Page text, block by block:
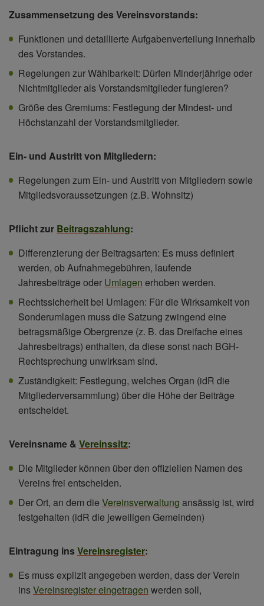
Zusammensetzung des Vereinsvorstands:
Funktionen und detaillierte Aufgabenverteilung innerhalb
des Vorstandes.
Regelungen zur Wählbarkeit: Dürfen Minderjährige oder
Nichtmitglieder als Vorstandsmitglieder fungieren?
Größe des Gremiums: Festlegung der Mindest- und
Höchstanzahl der Vorstandsmitglieder.
Ein- und Austritt von Mitgliedern:
Regelungen zum Ein- und Austritt von Mitgliedern sowie
Mitgliedsvoraussetzungen (z.B. Wohnsitz)
Pflicht zur Beitragszahlung:
Differenzierung der Beitragsarten: Es muss definiert
werden, ob Aufnahmegebühren, laufende
Jahresbeiträge oder Umlagen erhoben werden.
Rechtssicherheit bei Umlagen: Für die Wirksamkeit von
Sonderumlagen muss die Satzung zwingend eine
betragsmäßige Obergrenze (z. B. das Dreifache eines
Jahresbeitrags) enthalten, da diese sonst nach BGH-
Rechtsprechung unwirksam sind.
Zuständigkeit: Festlegung, welches Organ (idR die
Mitgliederversammlung) über die Höhe der Beiträge
entscheidet.
Vereinsname & Vereinssitz:
Die Mitglieder können über den offiziellen Namen des
Vereins frei entscheiden.
Der Ort, an dem die Vereinsverwaltung ansässig ist, wird
festgehalten (idR die jeweiligen Gemeinden)
Eintragung insVereinsregister:
Es muss explizit angegeben werden, dass der Verein
insVereinsregister eingetragen werden soll,